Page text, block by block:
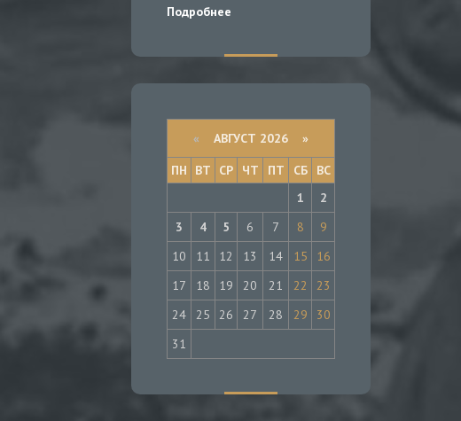
Подробнее
« АВГУСТ 2026 »
ПН
ВТ СР ЧТ ПТ СБ
ВС
1
2
3
4 5 6 7 8
9
10
11 12 13 14 15
16
17
18 19 20 21 22
23
24
25 26 27 28 29
30
31